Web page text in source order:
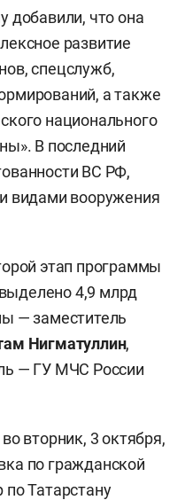
добавили, что она
развитие
спецслужб,
а также
национального
В последний
ВС РФ,
видами вооружения
этап программы
4,9 млрд
— заместитель
Нигматуллин,
— ГУ МЧС России
вторник, 3 октября,
по гражданской
Татарстану